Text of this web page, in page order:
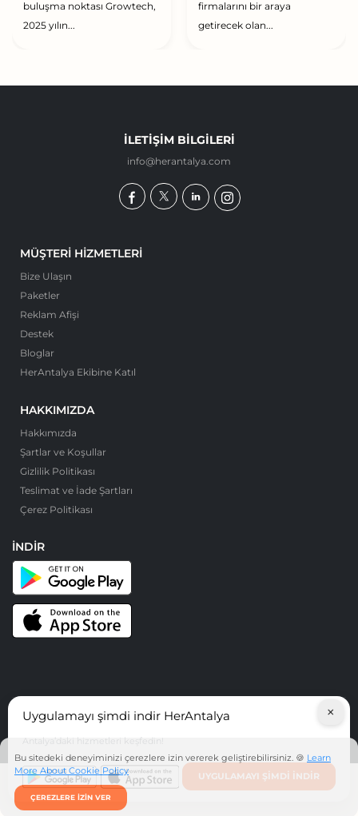
buluşma noktası Growtech,
2025 yılın...
firmalarını bir araya
getirecek olan...
İLETIŞIM BILGILERI
info@herantalya.com
MÜŞTERI HIZMETLERI
Bize Ulaşın
Paketler
Reklam Afişi
Destek
Bloglar
HerAntalya Ekibine Katıl
HAKKIMIZDA
Hakkımızda
Şartlar ve Koşullar
Gizlilik Politikası
Teslimat ve İade Şartları
Çerez Politikası
İNDIR
© HerAntalya. 2026. Tüm Hakları Saklıdır
Uygulamayı şimdi indir HerAntalya
Antalya’daki hizmetleri keşfedin!
UYGULAMAYI ŞIMDI INDIR
×
Bu sitedeki deneyiminizi çerezlere izin vererek geliştirebilirsiniz. 🍪 Learn
More About Cookie Policy
ÇEREZLERE IZIN VER